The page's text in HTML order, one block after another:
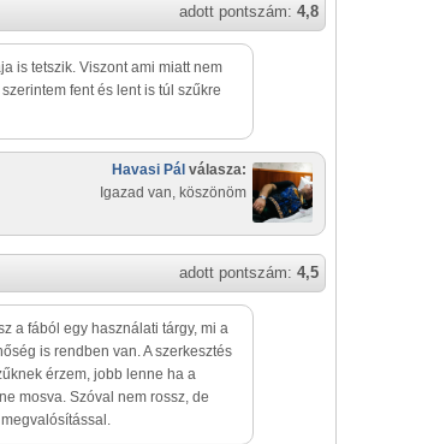
adott pontszám: 4,8
is tetszik. Viszont ami miatt nem
fent és lent is túl szűkre
Havasi Pál válasza:
Igazad van, köszönöm
adott pontszám: 4,5
a fából egy használati tárgy, mi a
is rendben van. A szerkesztés
érzem, jobb lenne ha a
mosva. Szóval nem rossz, de